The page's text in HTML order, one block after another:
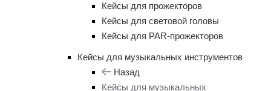
Кейсы для прожекторов
Кейсы для световой головы
Кейсы для PAR-прожекторов
Кейсы для музыкальных инструментов
Назад
Кейсы для музыкальных